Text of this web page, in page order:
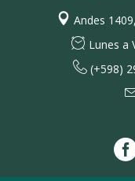
Andes
Lunes a
(+598)